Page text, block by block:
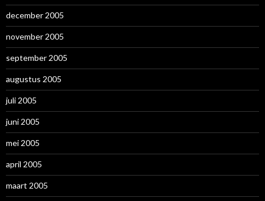
december 2005
november 2005
september 2005
augustus 2005
juli 2005
juni 2005
mei 2005
april 2005
maart 2005